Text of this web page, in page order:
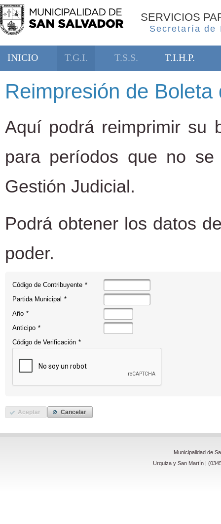
SERVICIOS
Secretaría de
INICIO T.G.I. T.S.S. T.I.H.P.
Reimpresión de
Aquí podrá reimprimir su
para períodos que no
Gestión Judicial.
Podrá obtener los datos
poder.
Código de Contribuyente *
Partida Municipal *
Año *
Anticipo *
Código de Verificación *
Aceptar Cancelar
Municipalidad de
Urquiza y San Martín |